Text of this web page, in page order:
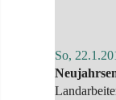
So,